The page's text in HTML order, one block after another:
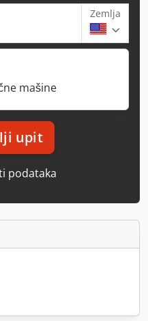
Zemlja
mašine
upit
podataka